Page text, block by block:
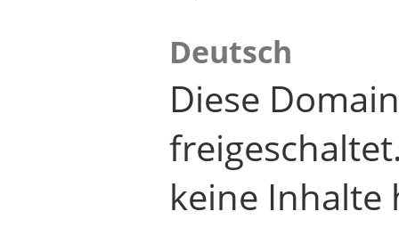
Deutsch
Diese
keine Inhalte